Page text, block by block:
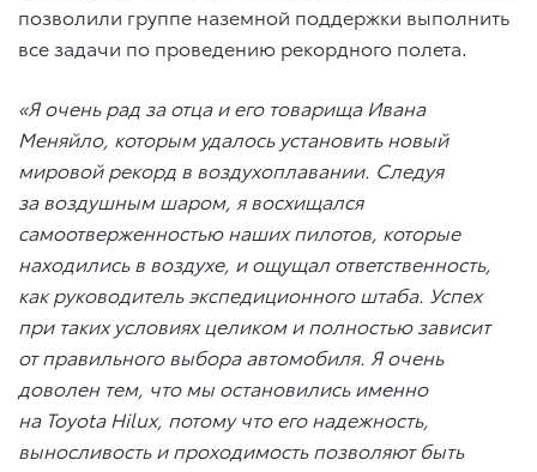
позволили группе наземной поддержки выполнить
все задачи по проведению рекордного полета.
«Я очень рад за отца и его товарища Ивана
Меняйло, которым удалось установить новый
мировой рекорд в воздухоплавании. Следуя
за воздушным шаром, я восхищался
самоотверженностью наших пилотов, которые
находились в воздухе, и ощущал ответственность,
как руководитель экспедиционного штаба. Успех
при таких условиях целиком и полностью зависит
от правильного выбора автомобиля. Я очень
доволен тем, что мы остановились именно
на Toyota Hilux, потому что его надежность,
выносливость и проходимость позволяют быть